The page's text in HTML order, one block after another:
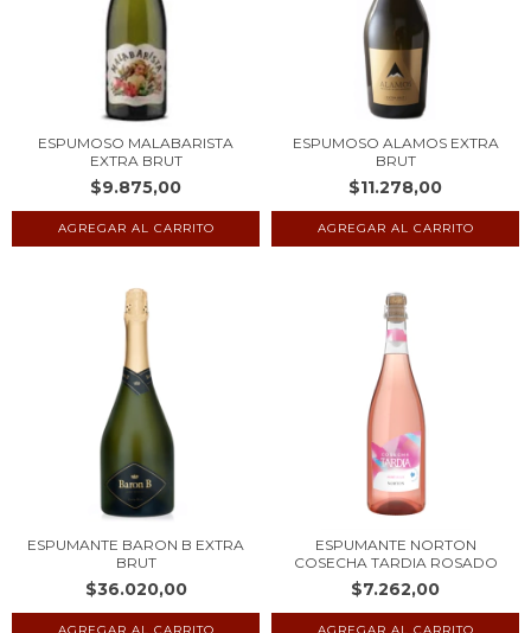
ESPUMOSO MALABARISTA
EXTRA BRUT
$9.875,00
ESPUMOSO ALAMOS EXTRA
BRUT
$11.278,00
ESPUMANTE BARON B EXTRA
BRUT
$36.020,00
ESPUMANTE NORTON
COSECHA TARDIA ROSADO
$7.262,00